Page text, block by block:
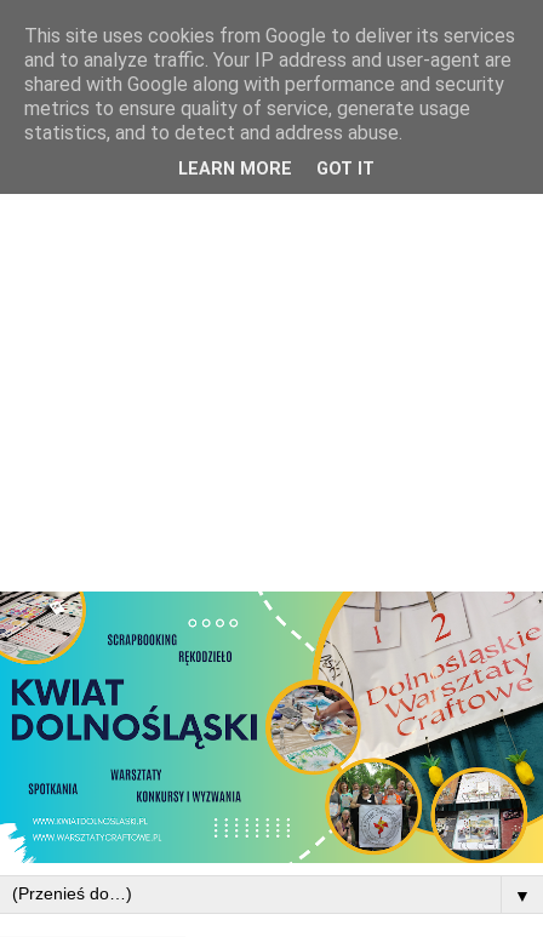
▼
This site uses cookies from Google to deliver its services
and to analyze traffic. Your IP address and user-agent are
shared with Google along with performance and security
metrics to ensure quality of service, generate usage
statistics, and to detect and address abuse.
LEARN MORE GOT IT